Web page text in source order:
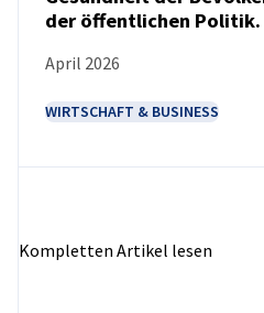
NEUIGKEITEN
der öffentlichen Politik.
April 2026
WIRTSCHAFT & BUSINESS
Kompletten Artikel lesen